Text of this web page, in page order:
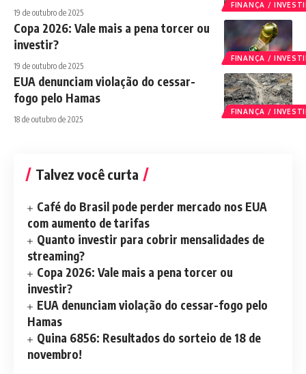
FINANÇA /
19 de outubro de 2025
FINANÇA /
Copa 2026: Vale mais a pena torcer ou
investir?
19 de outubro de 2025
FINANÇA /
EUA denunciam violação do cessar-
fogo pelo Hamas
18 de outubro de 2025
Talvez você curta
Café do Brasil pode perder mercado nos EUA
com aumento de tarifas
Quanto investir para cobrir mensalidades de
streaming?
Copa 2026: Vale mais a pena torcer ou
investir?
EUA denunciam violação do cessar-fogo pelo
Hamas
Quina 6856: Resultados do sorteio de 18 de
novembro!